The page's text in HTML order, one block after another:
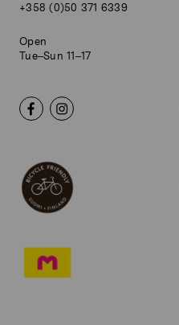
+358 (0)50 371 6339
Open
Tue–Sun 11–17